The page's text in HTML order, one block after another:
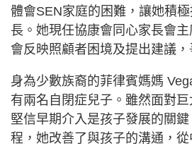
體會SEN家庭的困難，讓她積
長。她現任協康會同心家長會
會反映照顧者困境及提出建議，
身為少數族裔的菲律賓媽媽
有兩名自閉症兒子。雖然面對
堅信早期介入是孩子發展的關
程，她改善了與孩子的溝通，